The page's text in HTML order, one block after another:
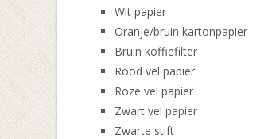
Wit papier
Oranje/bruin kartonpapier
Bruin koffiefilter
Rood vel papier
Roze vel papier
Zwart vel papier
Zwarte stift